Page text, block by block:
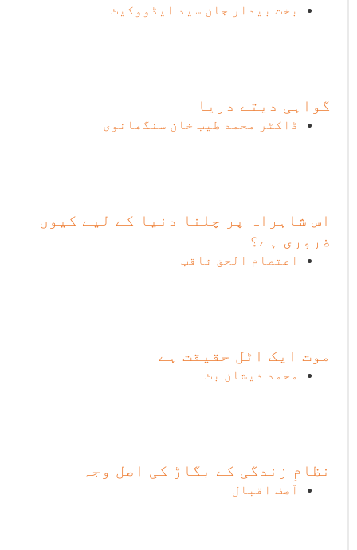
بخت بیدار جان سید ایڈووکیٹ
گواہی دیتے دریا
ڈاکٹر محمد طیب خان سنگھانوی
اس شاہراہ پر چلنا دنیا کے لیے کیوں
ضروری ہے؟
اعتصام الحق ثاقب
موت ایک اٹل حقیقت ہے
محمد ذیشان بٹ
نظامِ زندگی کے بگاڑ کی اصل وجہ
آصف اقبال